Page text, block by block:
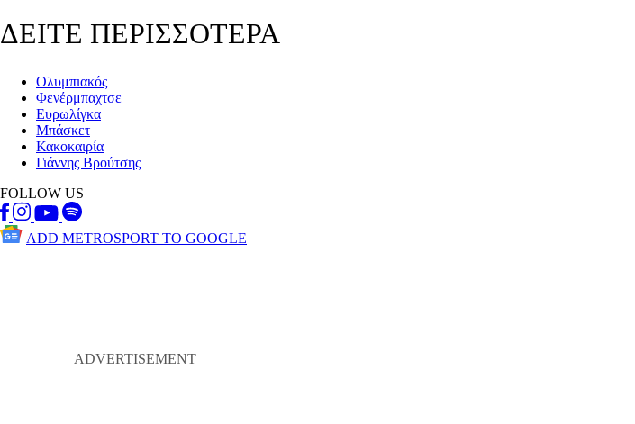
ΔΕΙΤΕ ΠΕΡΙΣΣΟΤΕΡΑ
Ολυμπιακός
Φενέρμπαχτσε
Ευρωλίγκα
Μπάσκετ
Κακοκαιρία
Γιάννης Βρούτσης
FOLLOW US
ADD METROSPORT TO GOOGLE